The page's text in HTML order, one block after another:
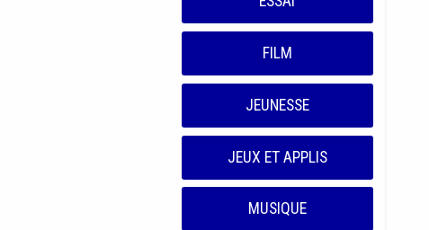
FILM
JEUNESSE
JEUX ET APPLIS
MUSIQUE